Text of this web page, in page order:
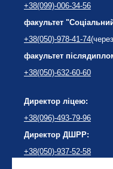
+38(099)-006-34-56
факультет
+38(050)-978-41-74
факультет
+38(050)-632-60-60
Директор ліцею:
+38(096)-493-79-96
Директор ДШРР:
+38(050)-937-52-58